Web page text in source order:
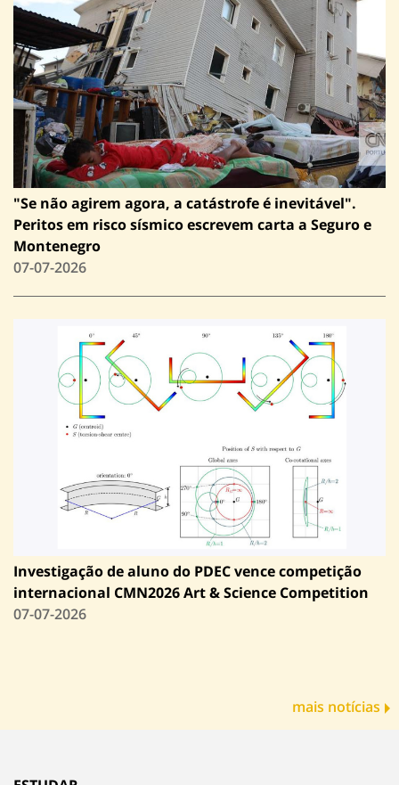
"Se não agirem agora, a catástrofe é inevitável".
Peritos em risco sísmico escrevem carta a Seguro e
Montenegro
07-07-2026
Investigação de aluno do PDEC vence competição
internacional CMN2026 Art & Science Competition
07-07-2026
mais notícias